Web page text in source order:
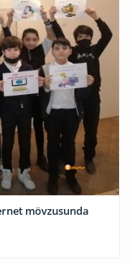
mövzusunda